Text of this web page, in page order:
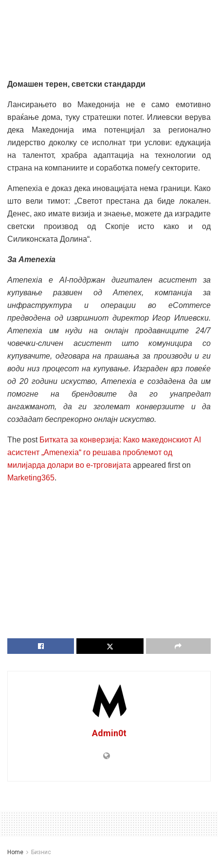
Домашен терен, светски стандарди
Лансирањето во Македонија не е само емотивно
враќање дома, туку стратешки потег. Илиевски верува
дека Македонија има потенцијал за регионално
лидерство доколку се исполнат три услови: едукација
на талентот, храбра адаптација на технологии од
страна на компаниите и соработка помеѓу секторите.
Amenexia е доказ дека иновацијата нема граници. Како
што вели тимот: „Светот престана да биде локален.
Денес, ако имате визија и знаење, можете да изградите
светски производ од Скопје исто како и од
Силиконската Долина“.
За Amenexia
Amenexia е AI‑поддржан дигитален асистент за
купување развиен од Amenex, компанија за
инфраструктура и операции во eCommerce
предводена од извршниот директор Игор Илиевски.
Amenexia им нуди на онлајн продавниците 24/7
човечки‑сличен асистент што комуницира со
купувачите, одговара на прашања за производи и ги
води низ процесот на купување. Изграден врз повеќе
од 20 години искуство, Amenexia е создадена да им
помогне на брендовите да го унапредат
ангажманот, да ги зголемат конверзиите и да
создадат беспрекорно онлајн искуство.
The post Битката за конверзија: Како македонскиот AI
асистент „Amenexia“ го решава проблемот од
милијарда долари во е-трговијата appeared first on
Marketing365.
Admin0t
Home Бизнис